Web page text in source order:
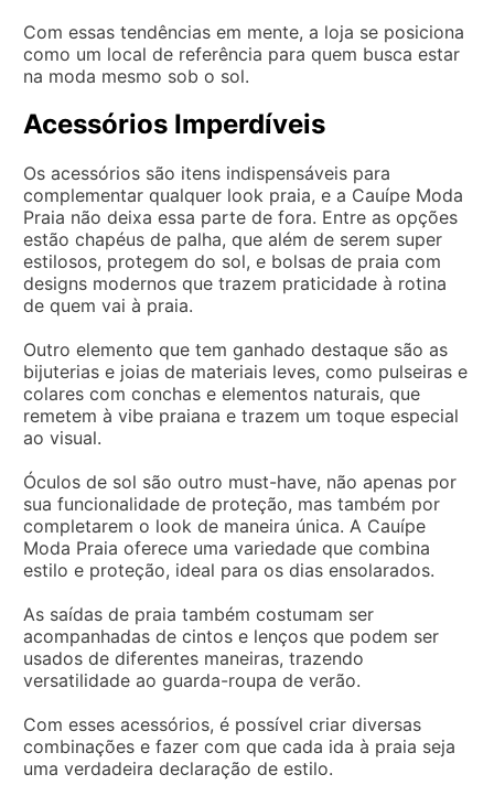
Com essas tendências em mente, a loja se posiciona
como um local de referência para quem busca estar
na moda mesmo sob o sol.
Acessórios Imperdíveis
Os acessórios são itens indispensáveis para
complementar qualquer look praia, e a Cauípe Moda
Praia não deixa essa parte de fora. Entre as opções
estão chapéus de palha, que além de serem super
estilosos, protegem do sol, e bolsas de praia com
designs modernos que trazem praticidade à rotina
de quem vai à praia.
Outro elemento que tem ganhado destaque são as
bijuterias e joias de materiais leves, como pulseiras e
colares com conchas e elementos naturais, que
remetem à vibe praiana e trazem um toque especial
ao visual.
Óculos de sol são outro must-have, não apenas por
sua funcionalidade de proteção, mas também por
completarem o look de maneira única. A Cauípe
Moda Praia oferece uma variedade que combina
estilo e proteção, ideal para os dias ensolarados.
As saídas de praia também costumam ser
acompanhadas de cintos e lenços que podem ser
usados de diferentes maneiras, trazendo
versatilidade ao guarda-roupa de verão.
Com esses acessórios, é possível criar diversas
combinações e fazer com que cada ida à praia seja
uma verdadeira declaração de estilo.